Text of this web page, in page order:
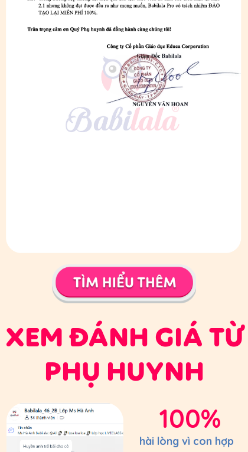
XEM ĐÁNH GIÁ TỪ
PHỤ HUYNH
100%
hài lòng vì con hợp